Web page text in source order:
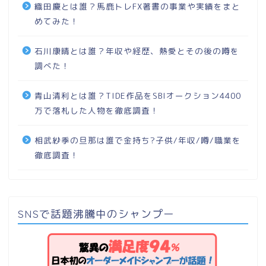
織田慶とは誰？馬鹿トレFX著書の事業や実績をまと
めてみた！
石川康晴とは誰？年収や経歴、熱愛とその後の噂を
調べた！
青山清利とは誰？TIDE作品をSBIオークション4400
万で落札した人物を徹底調査！
相武紗季の旦那は誰で金持ち?子供/年収/噂/職業を
徹底調査！
SNSで話題沸騰中のシャンプー